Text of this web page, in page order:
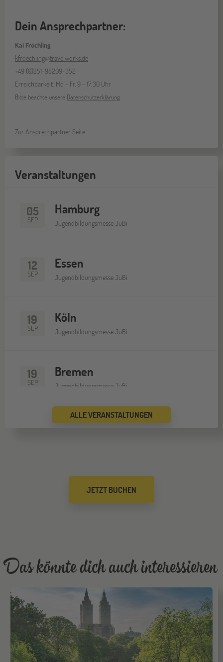
Dein Ansprechpartner:
Kai Fröchling
kfroechling@travelworks.de
+49 (0)251-98209-352
Erreichbarkeit: Mo - Fr, 9 - 17:30 Uhr
Bitte beachte unsere Datenschutzerklärung
Zur Ansprechpartner Seite
Veranstaltungen
05
SEP
Hamburg
Jugendbildungsmesse JuBi
12
SEP
Essen
Jugendbildungsmesse JuBi
19
SEP
Köln
Jugendbildungsmesse JuBi
19
SEP
Bremen
Jugendbildungsmesse JuBi
Düsseldorf
Mannheim
Jugendbildungsmesse JuBi
Stuttgart
Jugendbildungsmesse JuBi
07
NOV
Bochum
Jugendbildungsmesse JuBi
ALLE VERANSTALTUNGEN
JETZT BUCHEN
Das könnte dich auch interessieren